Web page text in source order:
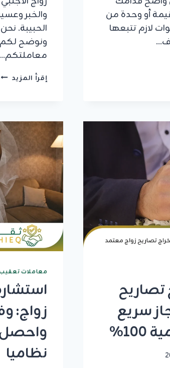
أو وحدة من
لازم تتبعها
والخبر
الحبيبة.
ونوضح لكم
معاملتكم…
إقرأ المزيد
سريع
معاملات
زواج:
نظاميا